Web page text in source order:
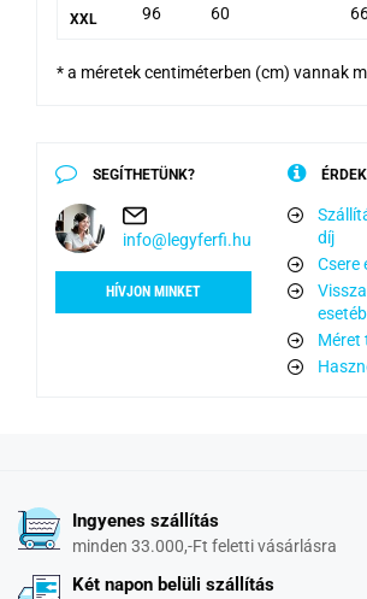
XXL 96 60
* a méretek centiméterben (cm) vannak
SEGÍTHETÜNK?
info@legyferfi.hu
HÍVJON MINKET
díj
Csere
Méret
Ingyenes szállítás
minden 33.000,-Ft feletti vásárlásra
Két napon belüli szállítás